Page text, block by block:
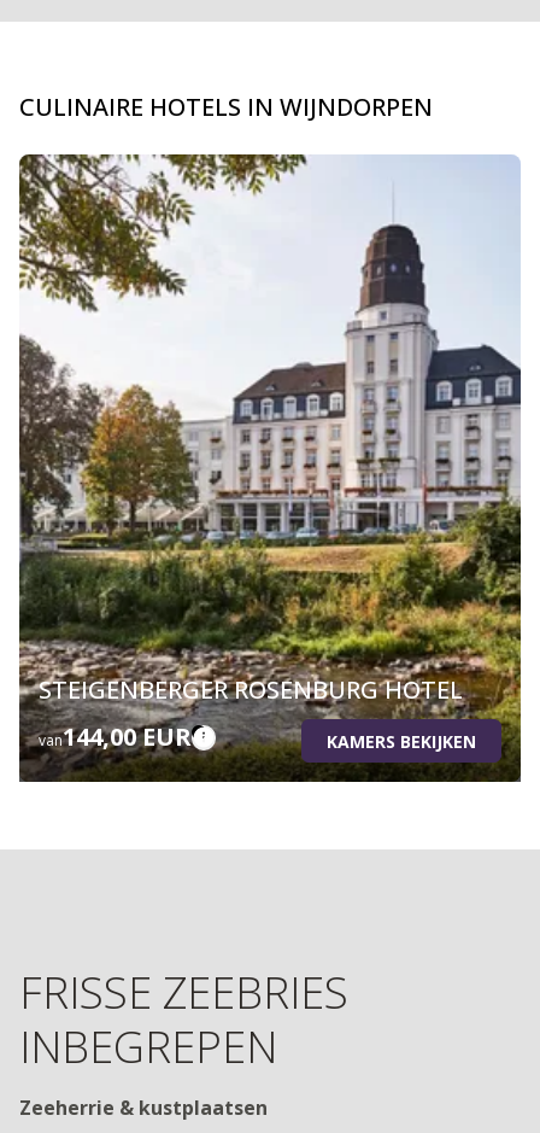
CULINAIRE HOTELS IN WIJNDORPEN
Dia 1 van 1
STEIGENBERGER ROSENBURG HOTEL
van144,00 EUR KAMERS BEKIJKEN
FRISSE ZEEBRIES
INBEGREPEN
Zeeherrie & kustplaatsen